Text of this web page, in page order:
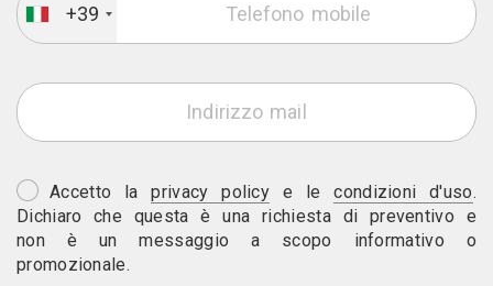
+39
Accetto laprivacy policy e lecondizioni d'uso.
Dichiaro che questa è una richiesta di preventivo e
non è un messaggio a scopo informativo o
promozionale.